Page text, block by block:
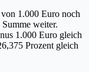
1.000 Euro noch
weiter.
1.000 Euro gleich
Prozent gleich